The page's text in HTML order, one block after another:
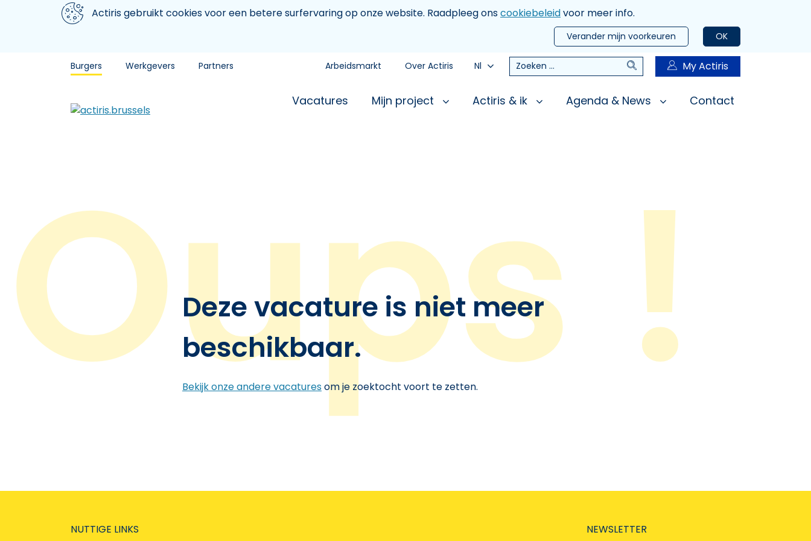
Aller au contenu principal
We gebruiken cookiesActiris gebruikt cookies voor een betere surfervaring op onze website. Raadpleeg onscookiebeleidvoor meer info.
OK
Verander mijn voorkeuren
Burgers Werkgevers Partners Arbeidsmarkt Over Actiris Nl Zoeken Zoeken My Actiris
Vacatures Mijn project Actiris & ik Agenda & News Contact
Deze vacature is niet meer
beschikbaar.
Bekijk onze andere vacaturesom je zoektocht voort te zetten.
NUTTIGE LINKS NEWSLETTER